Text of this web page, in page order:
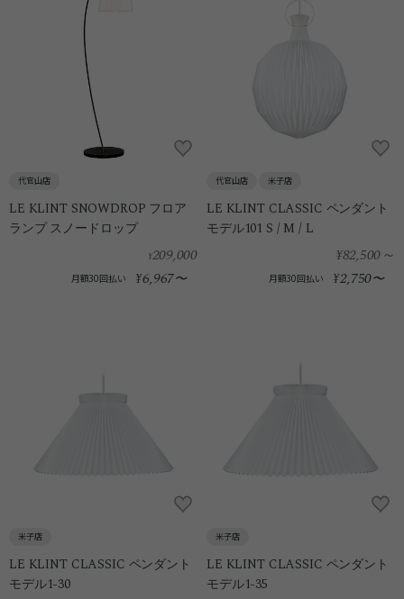
代官山店
LE KLINT SNOWDROP フロア
ランプ スノードロップ
¥209,000
月額30回払い ¥6,967〜
代官山店 米子店
LE KLINT CLASSIC ペンダント
モデル101 S / M / L
¥82,500～
月額30回払い ¥2,750〜
米子店
LE KLINT CLASSIC ペンダント
モデル1-30
米子店
LE KLINT CLASSIC ペンダント
モデル1-35